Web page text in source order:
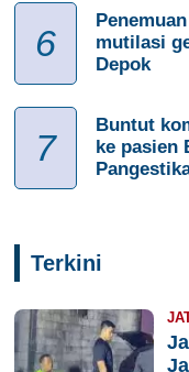
6
mutilasi
Depok
7
Buntut
ke pasien
Terkini